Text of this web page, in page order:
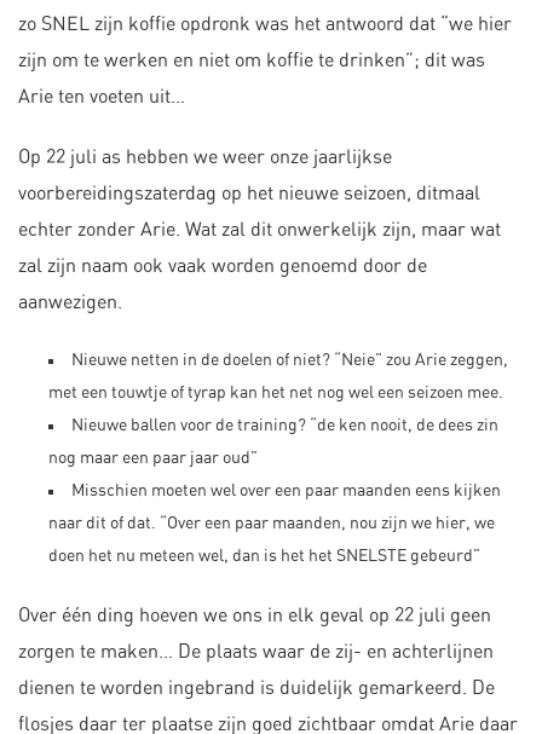
zo SNEL zijn koffie opdronk was het antwoord dat “we hier
zijn om te werken en niet om koffie te drinken”; dit was
Arie ten voeten uit…
Op 22 juli as hebben we weer onze jaarlijkse
voorbereidingszaterdag op het nieuwe seizoen, ditmaal
echter zonder Arie. Wat zal dit onwerkelijk zijn, maar wat
zal zijn naam ook vaak worden genoemd door de
aanwezigen.
Nieuwe netten in de doelen of niet? “Neie” zou Arie zeggen,
met een touwtje of tyrap kan het net nog wel een seizoen mee.
Nieuwe ballen voor de training? “de ken nooit, de dees zin
nog maar een paar jaar oud”
Misschien moeten wel over een paar maanden eens kijken
naar dit of dat. “Over een paar maanden, nou zijn we hier, we
doen het nu meteen wel, dan is het het SNELSTE gebeurd”
Over één ding hoeven we ons in elk geval op 22 juli geen
zorgen te maken… De plaats waar de zij- en achterlijnen
dienen te worden ingebrand is duidelijk gemarkeerd. De
flosjes daar ter plaatse zijn goed zichtbaar omdat Arie daar